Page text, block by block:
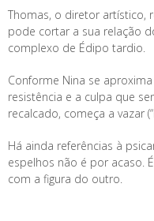
Thomas, o diretor artístico,
pode cortar a sua relação
complexo de Édipo tardio.
Conforme Nina se
resistência e a culpa que
recalcado, começa a vazar
Há ainda referências à
espelhos não é por acaso.
com a figura do outro.